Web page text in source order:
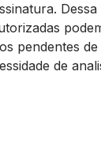
pendentes
de